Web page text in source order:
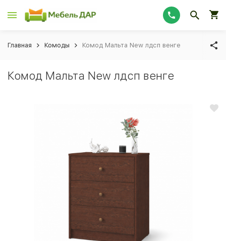
Главная Комоды Комод Мальта New лдсп венге
Комод Мальта New лдсп венге